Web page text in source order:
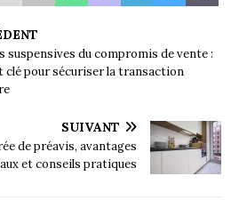
suspensives du compromis de vente :
clé pour sécuriser la transaction
SUIVANT
de préavis, avantages
et conseils pratiques